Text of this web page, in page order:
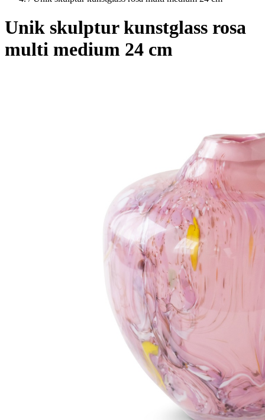
Unik skulptur kunstglass rosa
multi medium 24 cm